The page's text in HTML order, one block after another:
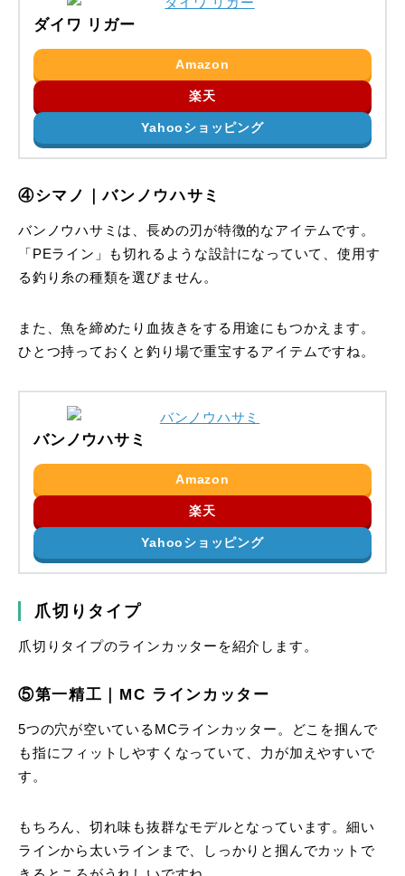
ダイワ リガー
Amazon
楽天
Yahooショッピング
④シマノ｜バンノウハサミ
バンノウハサミは、長めの刃が特徴的なアイテムです。
「PEライン」も切れるような設計になっていて、使用す
る釣り糸の種類を選びません。
また、魚を締めたり血抜きをする用途にもつかえます。
ひとつ持っておくと釣り場で重宝するアイテムですね。
バンノウハサミ
Amazon
楽天
Yahooショッピング
爪切りタイプ
爪切りタイプのラインカッターを紹介します。
⑤第一精工｜MC ラインカッター
5つの穴が空いているMCラインカッター。どこを掴んで
も指にフィットしやすくなっていて、力が加えやすいで
す。
もちろん、切れ味も抜群なモデルとなっています。細い
ラインから太いラインまで、しっかりと掴んでカットで